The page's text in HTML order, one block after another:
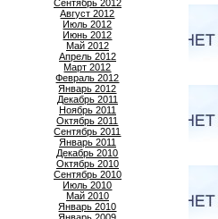
Сентябрь 2012
Август 2012
Июль 2012
Июнь 2012
Май 2012
Апрель 2012
Март 2012
Февраль 2012
Январь 2012
Декабрь 2011
Ноябрь 2011
Октябрь 2011
Сентябрь 2011
Январь 2011
Декабрь 2010
Октябрь 2010
Сентябрь 2010
Июль 2010
Май 2010
Январь 2010